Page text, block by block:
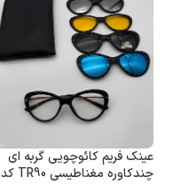
عینک فریم کائوچویی گربه ای
چندکاوره مغناطیسی TR90 کد